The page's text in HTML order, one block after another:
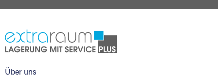
Über uns